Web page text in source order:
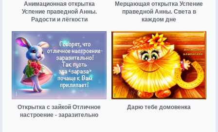
Анимационная открытка
Успение праведной Анны.
Радости и лёгкости
Мерцающая открытка Успение
праведной Анны. Света в
каждом дне
Открытка с зайкой Отличное
настроение - заразительно
Дарю тебе домовенка